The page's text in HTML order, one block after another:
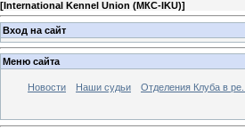
[International Kennel Union (МКС-IKU)]
Вход на сайт
Меню сайта
Новости Наши судьи Отделения Клуба в ре...